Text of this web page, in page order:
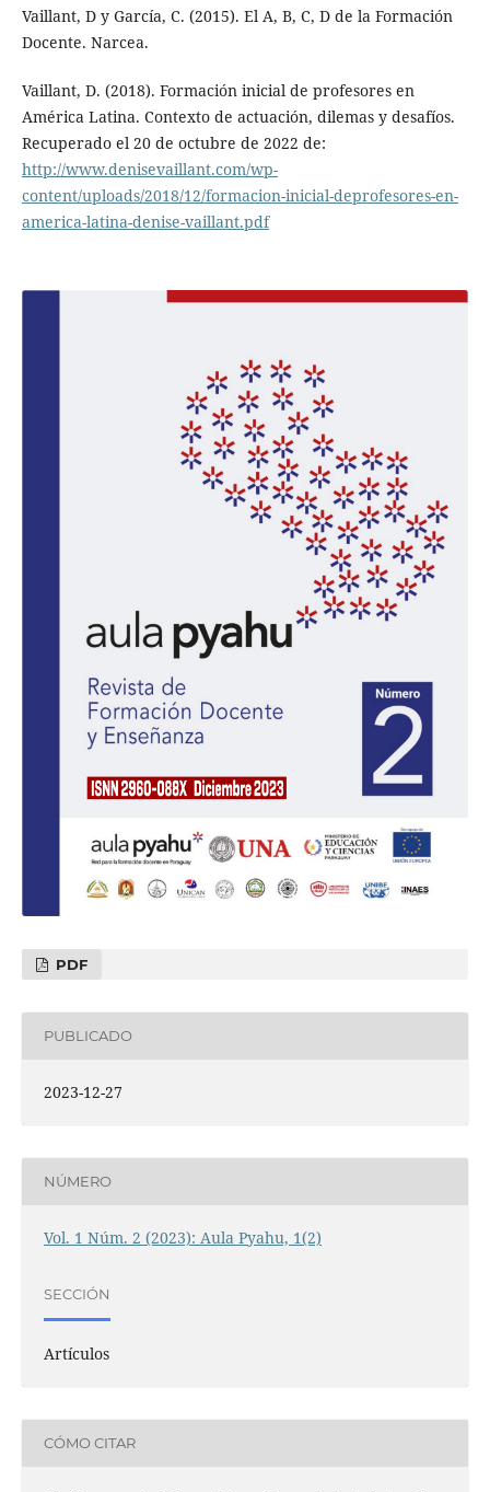
Vaillant, D y García, C. (2015). El A, B, C, D de la Formación
Docente. Narcea.
Vaillant, D. (2018). Formación inicial de profesores en
América Latina. Contexto de actuación, dilemas y desafíos.
Recuperado el 20 de octubre de 2022 de:
http://www.denisevaillant.com/wp-
content/uploads/2018/12/formacion-inicial-deprofesores-en-
america-latina-denise-vaillant.pdf
PDF
PUBLICADO
2023-12-27
NÚMERO
Vol. 1 Núm. 2 (2023): Aula Pyahu, 1(2)
SECCIÓN
Artículos
CÓMO CITAR